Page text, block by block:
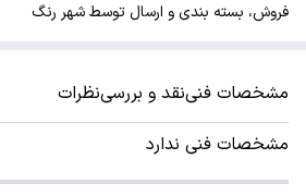
فروش، بسته بندی و ارسال توسط شهر رنگ
مشخصات فنینقد و بررسینظرات
مشخصات فنی ندارد